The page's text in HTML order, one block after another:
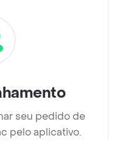
seu pedido de
pelo aplicativo.